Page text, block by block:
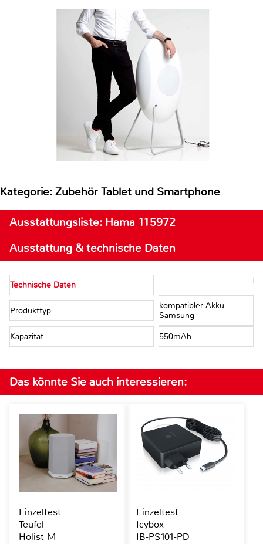
Kategorie: Zubehör Tablet und Smartphone
Ausstattungsliste: Hama 115972
Ausstattung & technische Daten
Technische Daten
Produkttyp
kompatibler Akku
Samsung
Kapazität 550mAh
Das könnte Sie auch interessieren:
Einzeltest
Teufel
Holist M
Einzeltest
Icybox
IB-PS101-PD